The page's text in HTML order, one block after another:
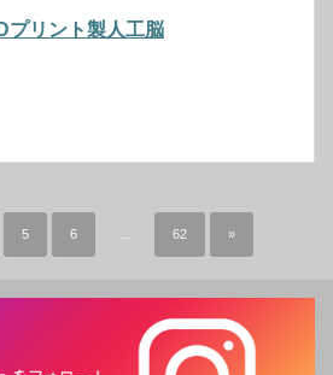
プリント製人工脳
5 6 62 »